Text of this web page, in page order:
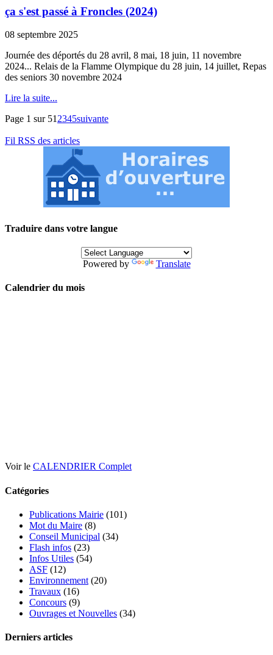
ça s'est passé à Froncles (2024)
08 septembre 2025
Journée des déportés du 28 avril, 8 mai, 18 juin, 11 novembre
2024... Relais de la Flamme Olympique du 28 juin, 14 juillet, Repas
des seniors 30 novembre 2024
Lire la suite...
Page 1 sur 51 2345suivante
Fil RSS des articles
Traduire dans votre langue
Powered by Translate
Calendrier du mois
Voir le CALENDRIER Complet
Catégories
Publications Mairie (101)
Mot du Maire (8)
Conseil Municipal (34)
Flash infos (23)
Infos Utiles (54)
ASF (12)
Environnement (20)
Travaux (16)
Concours (9)
Ouvrages et Nouvelles (34)
Derniers articles